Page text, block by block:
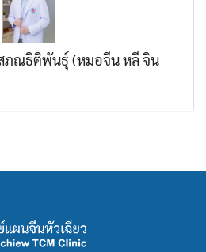
ณธิติพันธุ์ (หมอจีน หลี่ จิน